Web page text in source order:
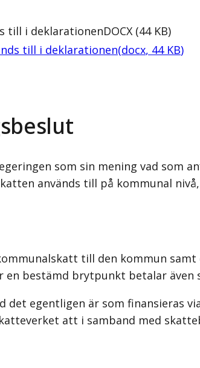
till i deklarationenDOCX (44 KB)
till i deklarationen(docx, 44 KB)
som sin mening vad som
används till på kommunal
till den kommun
en bestämd brytpunkt betalar
det egentligen är som finansieras
att i samband med